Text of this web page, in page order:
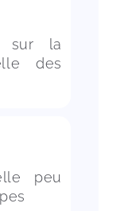
sur la
des
peu